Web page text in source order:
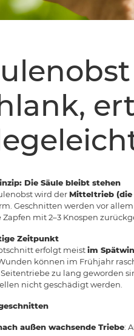
Die Säule bleibt stehen
wird der Mitteltrieb (die
Geschnitten werden vor
Zapfen mit 2–3 Knospen
Zeitpunkt
erfolgt meistim
können im Frühjahr
zu lang geworden
nicht geschädigt werden.
außen wachsende Triebe: